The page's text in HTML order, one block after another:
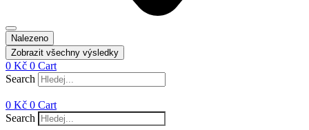
Nalezeno
Zobrazit všechny výsledky
0 Kč 0 Cart
Search
0 Kč 0 Cart
Search